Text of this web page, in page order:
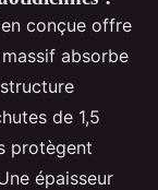
conçue offre
absorbe
de 1,5
protègent
épaisseur